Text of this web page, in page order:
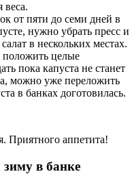
веса.
от пяти до семи дней в
нужно убрать пресс и
в нескольких местах.
положить целые
пока капуста не станет
можно уже переложить
в банках доготовилась.
Приятного аппетита!
в банке